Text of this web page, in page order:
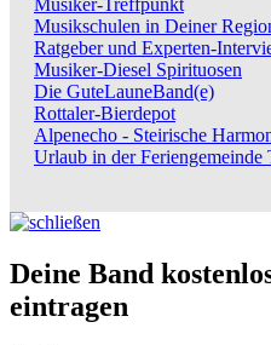
Musiker-Treffpunkt
Musikschulen in Deiner
Ratgeber und Experten-
Musiker-Diesel Spirituosen
Die GuteLauneBand(e)
Rottaler-Bierdepot
Alpenecho - Steirische
Urlaub in der Feriengemeinde
Deine Band
eintragen